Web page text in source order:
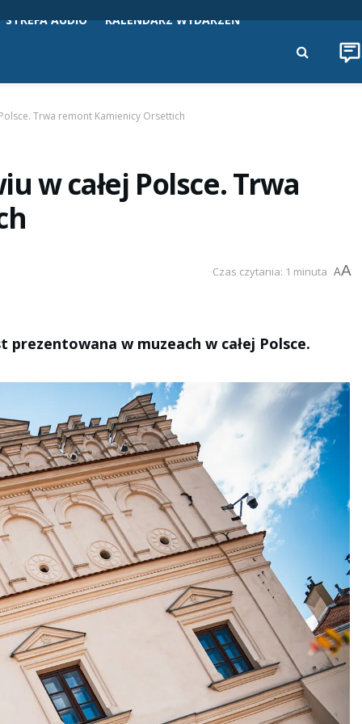
STREFA AUDIO KALENDARZ WYDARZEŃ
Trwa remont Kamienicy Orsettich
w całej Polsce. Trwa
Czas czytania: 1 minuta AA
prezentowana w muzeach w całej Polsce.